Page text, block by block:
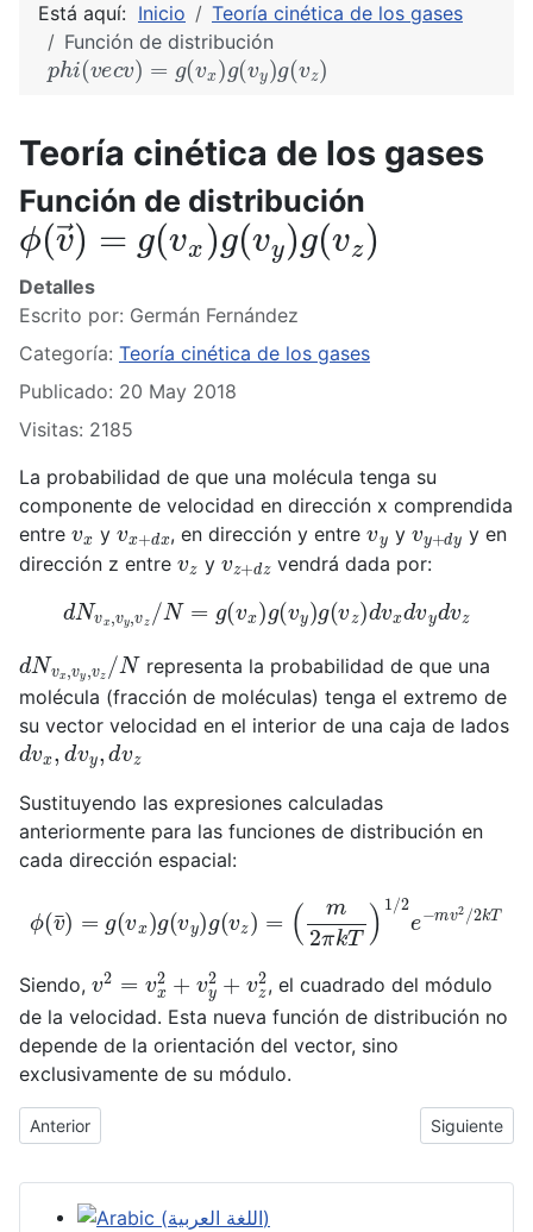
Seleccione su idioma
Está aquí: Inicio
Teoría cinética de los gases
Función de distribución
p hi(vecv)= g(vx)g(vy) g( z
Teoría cinética de los gases
Función de distribución
ϕ(v→) =g (vx)g(vy)g
Detalles
Escrito por: Germán Fernández
Categoría: Teoría cinética de los gases
Publicado: 20 May 2018
Visitas: 2185
La probabilidad de que una molécula tenga su
componente de velocidad en dirección x comprendida
entre vxyvx+dx
, en dirección y entrevy y vy+dy
y en
dirección z entre vzy vz+dz
vendrá dada por:
Nvx, z/N (vx )g(vy )g(v z)dv xd vyd
dNv ,vzrepresenta la probabilidad de que una
molécula (fracción de moléculas) tenga el extremo de
su vector velocidad en el interior de una caja de lados
dv x,dvy ,dvz
Sustituyendo las expresiones calculadas
anteriormente para las funciones de distribución en
cada dirección espacial:
vy g( z) =
m v2/ k T
Siendo, v2 x2 y2 z, el cuadrado del módulo
de la velocidad. Esta nueva función de distribución no
depende de la orientación del vector, sino
exclusivamente de su módulo.
Artículo anterior: Obtención de la función de distribución para
v
Anterior Artículo
Siguiente